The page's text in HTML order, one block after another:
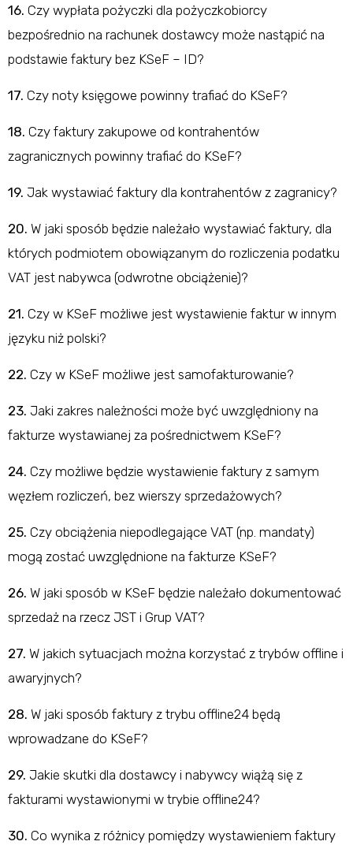
16. Czy wypłata pożyczki dla pożyczkobiorcy
bezpośrednio na rachunek dostawcy może nastąpić na
podstawie faktury bez KSeF – ID?
17. Czy noty księgowe powinny trafiać do KSeF?
18. Czy faktury zakupowe od kontrahentów
zagranicznych powinny trafiać do KSeF?
19. Jak wystawiać faktury dla kontrahentów z zagranicy?
20. W jaki sposób będzie należało wystawiać faktury, dla
których podmiotem obowiązanym do rozliczenia podatku
VAT jest nabywca (odwrotne obciążenie)?
21. Czy w KSeF możliwe jest wystawienie faktur w innym
języku niż polski?
22. Czy w KSeF możliwe jest samofakturowanie?
23. Jaki zakres należności może być uwzględniony na
fakturze wystawianej za pośrednictwem KSeF?
24. Czy możliwe będzie wystawienie faktury z samym
węzłem rozliczeń, bez wierszy sprzedażowych?
25. Czy obciążenia niepodlegające VAT (np. mandaty)
mogą zostać uwzględnione na fakturze KSeF?
26. W jaki sposób w KSeF będzie należało dokumentować
sprzedaż na rzecz JST i Grup VAT?
27. W jakich sytuacjach można korzystać z trybów offline i
awaryjnych?
28. W jaki sposób faktury z trybu offline24 będą
wprowadzane do KSeF?
29. Jakie skutki dla dostawcy i nabywcy wiążą się z
fakturami wystawionymi w trybie offline24?
30. Co wynika z różnicy pomiędzy wystawieniem faktury